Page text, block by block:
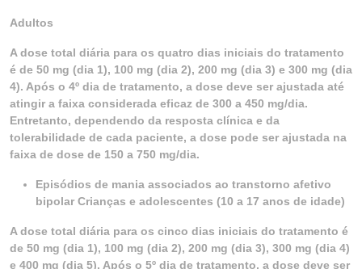
Adultos
A dose total diária para os quatro dias iniciais do tratamento
é de 50 mg (dia 1), 100 mg (dia 2), 200 mg (dia 3) e 300 mg (dia
4). Após o 4º dia de tratamento, a dose deve ser ajustada até
atingir a faixa considerada eficaz de 300 a 450 mg/dia.
Entretanto, dependendo da resposta clínica e da
tolerabilidade de cada paciente, a dose pode ser ajustada na
faixa de dose de 150 a 750 mg/dia.
Episódios de mania associados ao transtorno afetivo
bipolar Crianças e adolescentes (10 a 17 anos de idade)
A dose total diária para os cinco dias iniciais do tratamento é
de 50 mg (dia 1), 100 mg (dia 2), 200 mg (dia 3), 300 mg (dia 4)
e 400 mg (dia 5). Após o 5º dia de tratamento, a dose deve ser